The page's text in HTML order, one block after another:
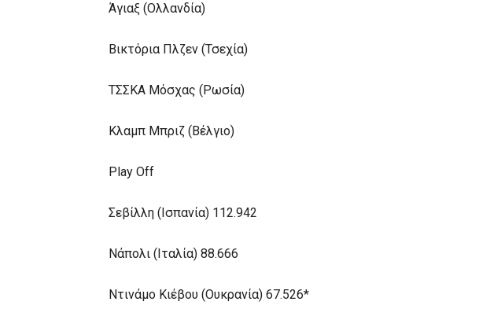
Άγιαξ (Ολλανδία)
Βικτόρια Πλζεν (Τσεχία)
ΤΣΣΚΑ Μόσχας (Ρωσία)
Κλαμπ Μπριζ (Βέλγιο)
Play Off
Σεβίλλη (Ισπανία) 112.942
Νάπολι (Ιταλία) 88.666
Ντινάμο Κιέβου (Ουκρανία) 67.526*